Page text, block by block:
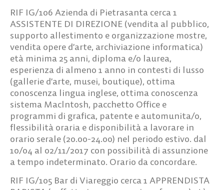
RIF IG/106 Azienda di Pietrasanta cerca1
ASSISTENTE DI DIREZIONE (vendita al pubblico,
supporto allestimento e organizzazione mostre,
vendita opere d’arte, archiviazione informatica)
età minima 25 anni, diploma e/o laurea,
esperienza di almeno 1 anno in contesti di lusso
(gallerie d’arte, musei, boutique), ottima
conoscenza lingua inglese, ottima conoscenza
sistema Maclntosh, pacchetto Office e
programmi di grafica, patente e automunita/o,
flessibilità oraria e disponibilità a lavorare in
orario serale (20.00-24.00) nel periodo estivo. dal
10/04 al 02/11/2017 con possibilità di assunzione
a tempo indeterminato. Orario da concordare.
RIF IG/105 Bar di Viareggio cerca1 APPRENDISTA